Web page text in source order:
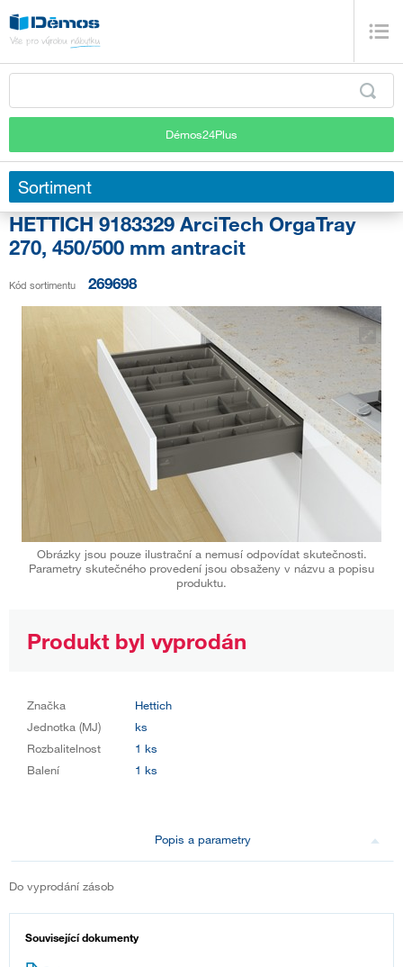
Démos24Plus
Sortiment
HETTICH 9183329 ArciTech OrgaTray
270, 450/500 mm antracit
Kód sortimentu 269698
Obrázky jsou pouze ilustrační a nemusí odpovídat skutečnosti.
Parametry skutečného provedení jsou obsaženy v názvu a popisu
produktu.
Produkt byl vyprodán
Značka
Hettich
Jednotka (MJ)
ks
Rozbalitelnost
1 ks
Balení
1 ks
Popis a parametry
Do vyprodání zásob
Související dokumenty